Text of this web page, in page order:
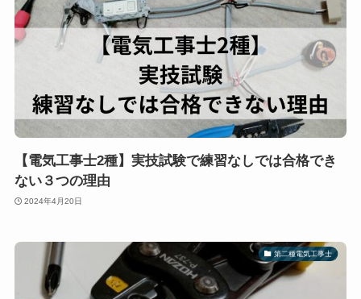
【電気工事士2種】実技試験で練習なしでは合格でき
ない３つの理由
2024年4月20日
第二種電気工事士